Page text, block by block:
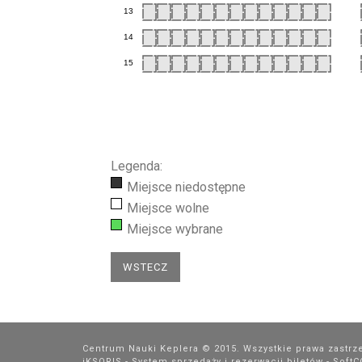
13
14
15
Legenda:
Miejsce niedostępne
Miejsce wolne
Miejsce wybrane
Centrum Nauki Keplera © 2015. Wszystkie prawa